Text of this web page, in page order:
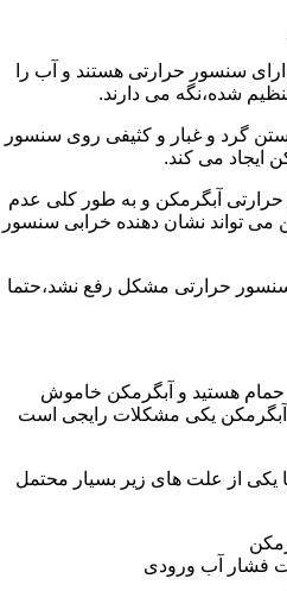
سنسور حرارتی هستند و آب را
شده،نگه می دارند.
گرد و غبار و کثیفی روی سنسور
ایجاد می کند.
آبگرمکن و به طور کلی عدم
تواند نشان دهنده خرابی سنسور
حرارتی مشکل رفع نشد،حتما
هستید و آبگرمکن خاموش
یکی مشکلات رایجی است
از علت های زیر بسیار محتمل
فشار آب ورودی